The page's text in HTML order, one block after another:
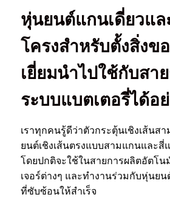
หุ่นยนต์แกนเดี่ยวแ
โครงสำหรับตั้งสิ่งข
เยี่ยมนำไปใช้กับสา
ระบบแบตเตอรี่ได้อ
เราทุกคนรู้ดีว่าตัวกระตุ้นเชิงเส้นส
ยนต์เชิงเส้นตรงแบบสามแกนและ
โดยปกติจะใช้ในสายการผลิตอัตโ
เจอร์ต่างๆ และทำงานร่วมกับหุ่นย
ที่ซับซ้อนให้สำเร็จ